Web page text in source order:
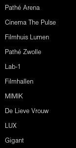
Pathé Arena
Cinema The Pulse
Filmhuis Lumen
Pathé Zwolle
Lab-1
Filmhallen
MIMIK
De Lieve Vrouw
LUX
Gigant